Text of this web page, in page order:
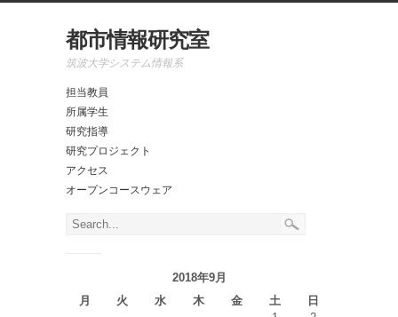
都市情報研究室
筑波大学システム情報系
担当教員
所属学生
研究指導
研究プロジェクト
アクセス
オープンコースウェア
2018年9月
月
火 水 木 金 土
日